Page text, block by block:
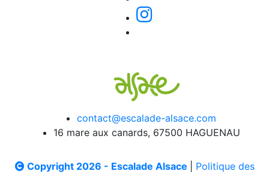
contact@escalade-alsace.com
16 mare aux canards, 67500 HAGUENAU
Copyright 2026 - Escalade Alsace
Politique des